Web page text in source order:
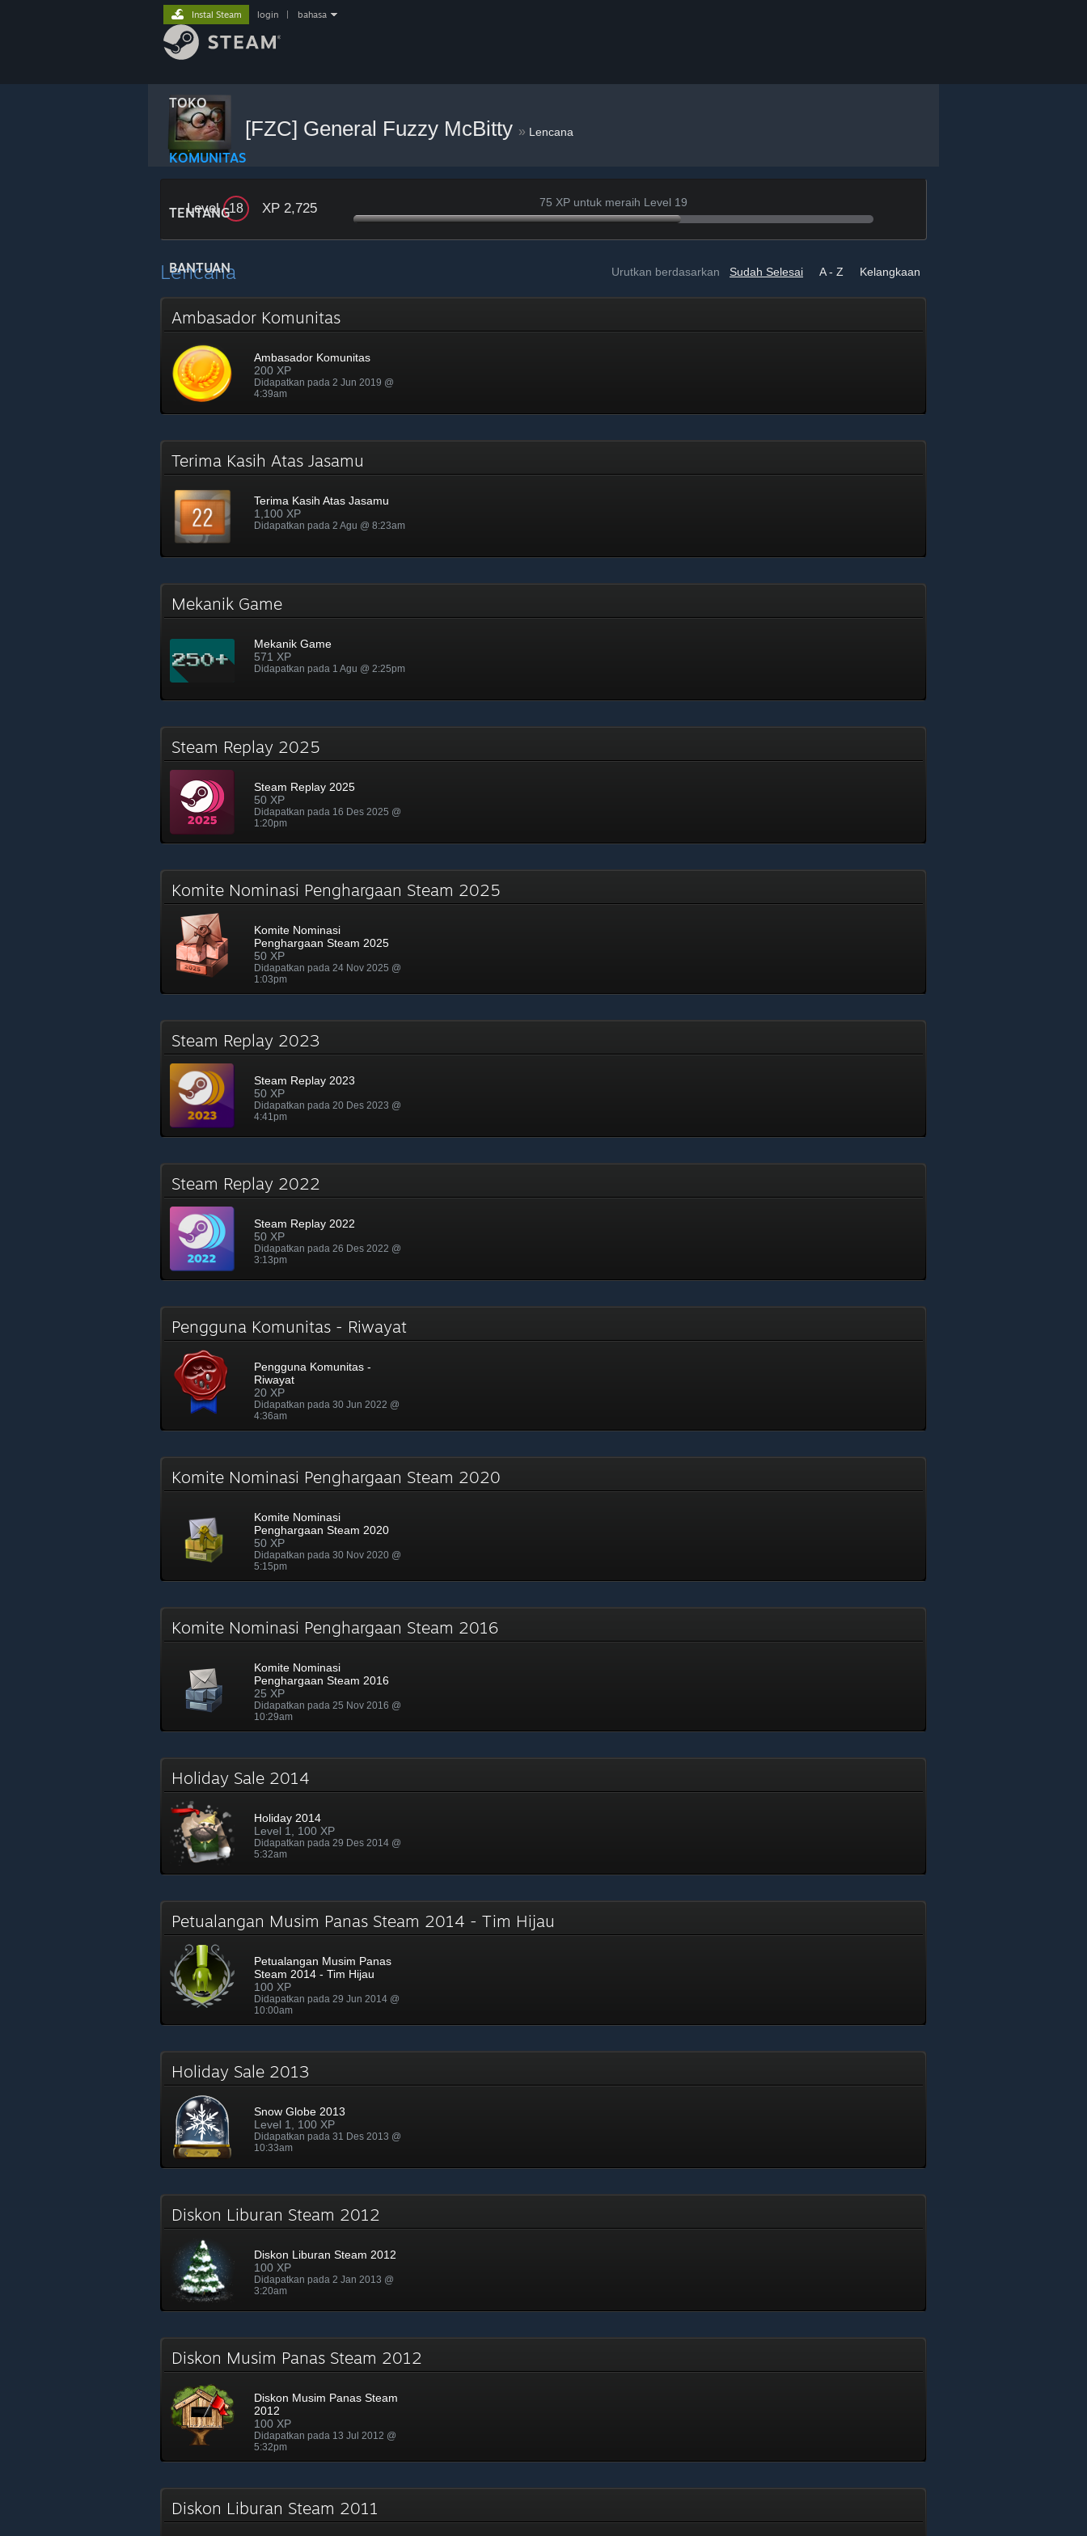
TOKO
KOMUNITAS
TENTANG
BANTUAN
Instal Steam login bahasa
[FZC] General Fuzzy McBitty » Lencana
Level 18 XP 2,725 75 XP untuk meraih Level 19
Urutkan berdasarkan Sudah Selesai A - Z Kelangkaan
Lencana
Ambasador Komunitas
Ambasador Komunitas
200 XP
Didapatkan pada 2 Jun 2019 @
4:39am
Terima Kasih Atas Jasamu
Terima Kasih Atas Jasamu
1,100 XP
Didapatkan pada 2 Agu @ 8:23am
Mekanik Game
Mekanik Game
571 XP
Didapatkan pada 1 Agu @ 2:25pm
Steam Replay 2025
Steam Replay 2025
50 XP
Didapatkan pada 16 Des 2025 @
1:20pm
Komite Nominasi Penghargaan Steam 2025
Komite Nominasi
Penghargaan Steam 2025
50 XP
Didapatkan pada 24 Nov 2025 @
1:03pm
Steam Replay 2023
Steam Replay 2023
50 XP
Didapatkan pada 20 Des 2023 @
4:41pm
Steam Replay 2022
Steam Replay 2022
50 XP
Didapatkan pada 26 Des 2022 @
3:13pm
Pengguna Komunitas - Riwayat
Pengguna Komunitas -
Riwayat
20 XP
Didapatkan pada 30 Jun 2022 @
4:36am
Komite Nominasi Penghargaan Steam 2020
Komite Nominasi
Penghargaan Steam 2020
50 XP
Didapatkan pada 30 Nov 2020 @
5:15pm
Komite Nominasi Penghargaan Steam 2016
Komite Nominasi
Penghargaan Steam 2016
25 XP
Didapatkan pada 25 Nov 2016 @
10:29am
Holiday Sale 2014
Holiday 2014
Level 1, 100 XP
Didapatkan pada 29 Des 2014 @
5:32am
Petualangan Musim Panas Steam 2014 - Tim Hijau
Petualangan Musim Panas
Steam 2014 - Tim Hijau
100 XP
Didapatkan pada 29 Jun 2014 @
10:00am
Holiday Sale 2013
Snow Globe 2013
Level 1, 100 XP
Didapatkan pada 31 Des 2013 @
10:33am
Diskon Liburan Steam 2012
Diskon Liburan Steam 2012
100 XP
Didapatkan pada 2 Jan 2013 @
3:20am
Diskon Musim Panas Steam 2012
Diskon Musim Panas Steam
2012
100 XP
Didapatkan pada 13 Jul 2012 @
5:32pm
Diskon Liburan Steam 2011